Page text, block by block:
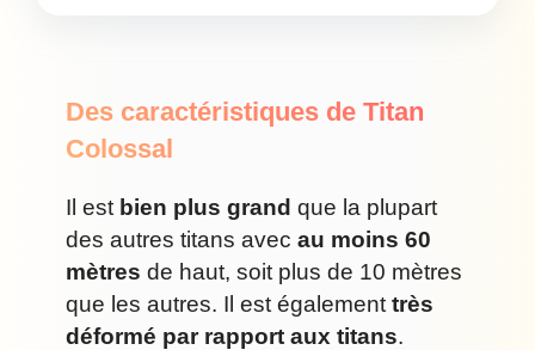
Des caractéristiques de Titan
Colossal
Il est bien plus grand que la plupart
des autres titans avec au moins 60
mètres de haut, soit plus de 10 mètres
que les autres. Il est également très
déformé par rapport aux titans.